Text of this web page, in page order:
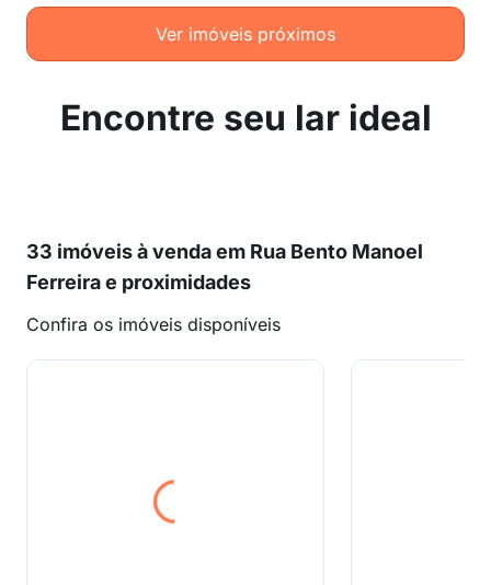
Ver imóveis próximos
Encontre seu lar ideal
33 imóveis à venda em Rua Bento Manoel
Ferreira e proximidades
Confira os imóveis disponíveis